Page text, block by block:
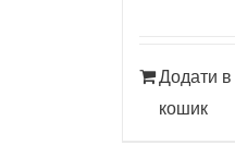
Додати в
кошик